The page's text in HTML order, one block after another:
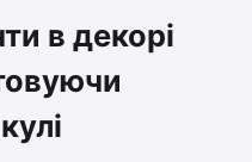
в декорі